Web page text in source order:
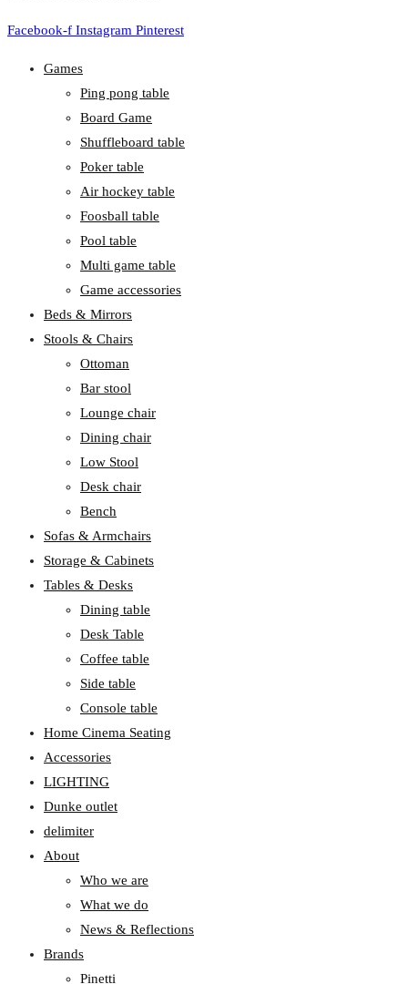
Facebook-f Instagram Pinterest
Games
Ping pong table
Board Game
Shuffleboard table
Poker table
Air hockey table
Foosball table
Pool table
Multi game table
Game accessories
Beds & Mirrors
Stools & Chairs
Ottoman
Bar stool
Lounge chair
Dining chair
Low Stool
Desk chair
Bench
Sofas & Armchairs
Storage & Cabinets
Tables & Desks
Dining table
Desk Table
Coffee table
Side table
Console table
Home Cinema Seating
Accessories
LIGHTING
Dunke outlet
delimiter
About
Who we are
What we do
News & Reflections
Brands
Pinetti